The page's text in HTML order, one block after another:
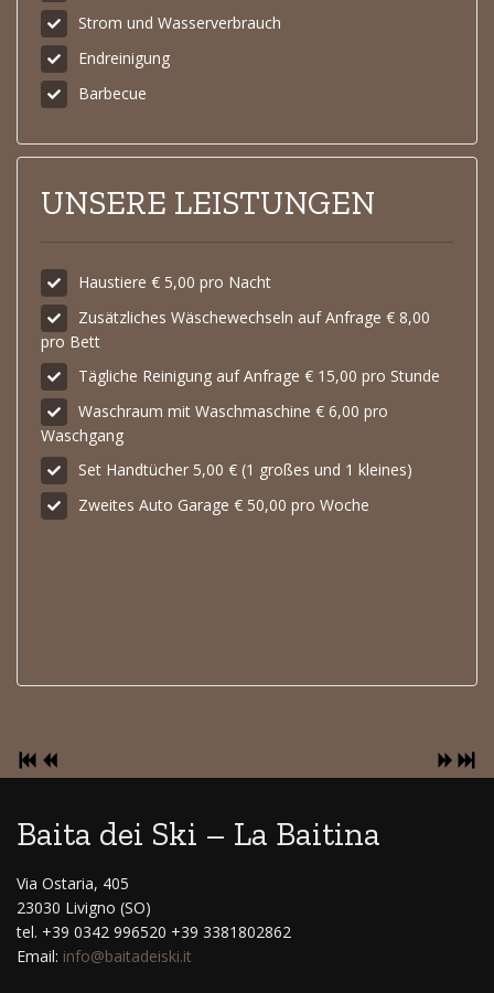
Strom und Wasserverbrauch
Endreinigung
Barbecue
UNSERE LEISTUNGEN
Haustiere € 5,00 pro Nacht
Zusätzliches Wäschewechseln auf Anfrage € 8,00
pro Bett
Tägliche Reinigung auf Anfrage € 15,00 pro Stunde
Waschraum mit Waschmaschine € 6,00 pro
Waschgang
Set Handtücher 5,00 € (1 großes und 1 kleines)
Zweites Auto Garage € 50,00 pro Woche
Baita dei Ski – La Baitina
Via Ostaria, 405
23030 Livigno (SO)
tel. +39 0342 996520 +39 3381802862
Email: info@baitadeiski.it